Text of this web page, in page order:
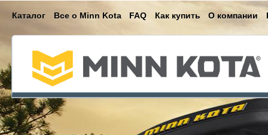
Каталог Все о Minn Kota FAQ Как купить О компании